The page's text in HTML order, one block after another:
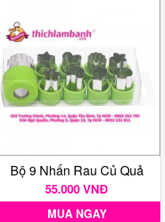
Bộ 9 Nhấn Rau Củ Quả
55.000 VNĐ
MUA NGAY